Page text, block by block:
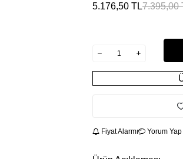
5.176,50 TL7.395,00
Fiyat Alarmı Yorum Yap